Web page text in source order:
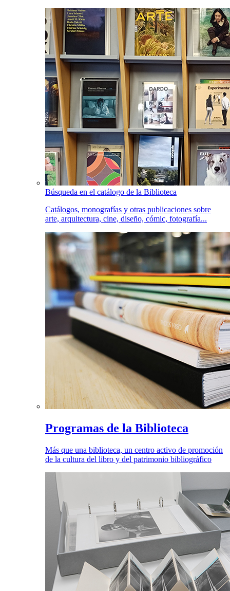
Búsqueda en el catálogo de la Biblioteca
Catálogos, monografías y otras publicaciones sobre
arte, arquitectura, cine, diseño, cómic, fotografía...
Programas de la Biblioteca
Más que una biblioteca, un centro activo de promoción
de la cultura del libro y del patrimonio bibliográfico